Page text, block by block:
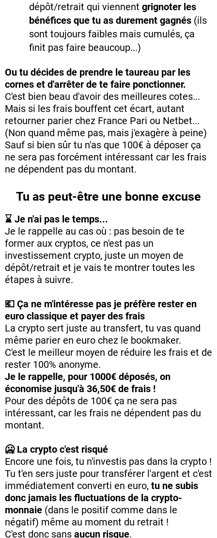
dépôt/retrait qui viennent grignoter les
bénéfices que tu as durement gagnés (ils
sont toujours faibles mais cumulés, ça
finit pas faire beaucoup...)
Ou tu décides de prendre le taureau par les
cornes et d'arrêter de te faire ponctionner.
C'est bien beau d'avoir des meilleures cotes...
Mais si les frais bouffent cet écart, autant
retourner parier chez France Pari ou Netbet...
(Non quand même pas, mais j'exagère à peine)
Sauf si bien sûr tu n'as que 100€ à déposer ça
ne sera pas forcément intéressant car les frais
ne dépendent pas du montant.
Tu as peut-être une bonne excuse
⌛ Je n'ai pas le temps...
Je le rappelle au cas où : pas besoin de te
former aux cryptos, ce n'est pas un
investissement crypto, juste un moyen de
dépôt/retrait et je vais te montrer toutes les
étapes à suivre.
💶 Ça ne m'intéresse pas je préfère rester en
euro classique et payer des frais
La crypto sert juste au transfert, tu vas quand
même parier en euro chez le bookmaker.
C'est le meilleur moyen de réduire les frais et de
rester 100% anonyme.
Je le rappelle, pour 1000€ déposés, on
économise jusqu'à 36,50€ de frais !
Pour des dépôts de 100€ ça ne sera pas
intéressant, car les frais ne dépendent pas du
montant.
🥶 La crypto c'est risqué
Encore une fois, tu n'investis pas dans la crypto !
Tu t'en sers juste pour transférer l'argent et c'est
immédiatement converti en euro, tu ne subis
donc jamais les fluctuations de la crypto-
monnaie (dans le positif comme dans le
négatif) même au moment du retrait !
C'est donc sans aucun risque.